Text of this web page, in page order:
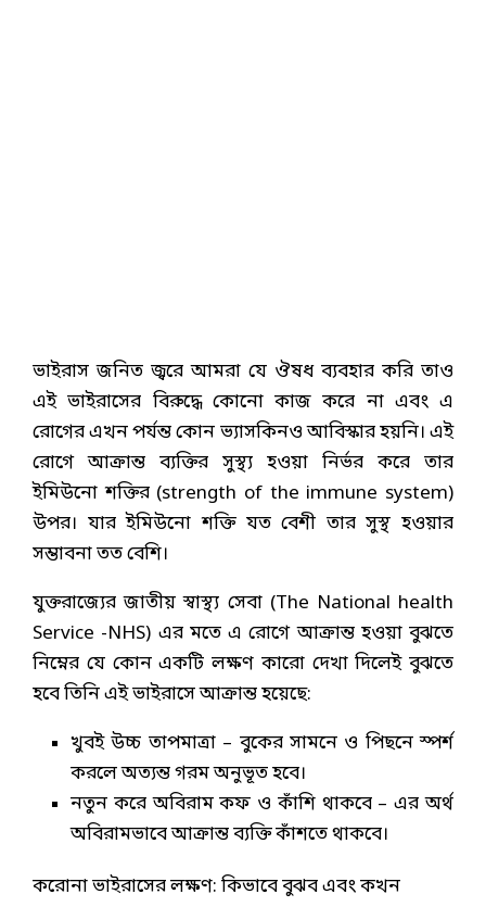
ভাইরাস জনিত জ্বরে আমরা যে ঔষধ ব্যবহার করি তাও
এই ভাইরাসের বিরুদ্ধে কোনো কাজ করে না এবং এ
রোগের এখন পর্যন্ত কোন ভ্যাসকিনও আবিস্কার হয়নি। এই
রোগে আক্রান্ত ব্যক্তির সুস্থ্য হওয়া নির্ভর করে তার
ইমিউনো শক্তির (strength of the immune system)
উপর। যার ইমিউনো শক্তি যত বেশী তার সুস্থ হওয়ার
সম্ভাবনা তত বেশি।
যুক্তরাজ্যের জাতীয় স্বাস্থ্য সেবা (The National health
Service -NHS) এর মতে এ রোগে আক্রান্ত হওয়া বুঝতে
নিম্নের যে কোন একটি লক্ষণ কারো দেখা দিলেই বুঝতে
হবে তিনি এই ভাইরাসে আক্রান্ত হয়েছে:
খুবই উচ্চ তাপমাত্রা – বুকের সামনে ও পিছনে স্পর্শ
করলে অত্যন্ত গরম অনুভূত হবে।
নতুন করে অবিরাম কফ ও কাঁশি থাকবে – এর অর্থ
অবিরামভাবে আক্রান্ত ব্যক্তি কাঁশতে থাকবে।
করোনা ভাইরাসের লক্ষণ: কিভাবে বুঝব এবং কখন